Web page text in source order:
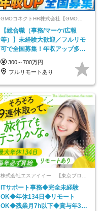
GMOコネクトHR株式会社【GMOインターネットグループ】
【総合職（事務/マーケ/広報
等）】未経験大歓迎／フルリモ
可で全国募集！年収アップ多数
★年休最大130日★
300～700万円
フルリモートあり
株式会社エスアイイー 【東京プロマーケット上場】
ITサポート事務◆完全未経験
OK◆年休134日◆リモート
OK◆残業月7h以下◆賞与年3回